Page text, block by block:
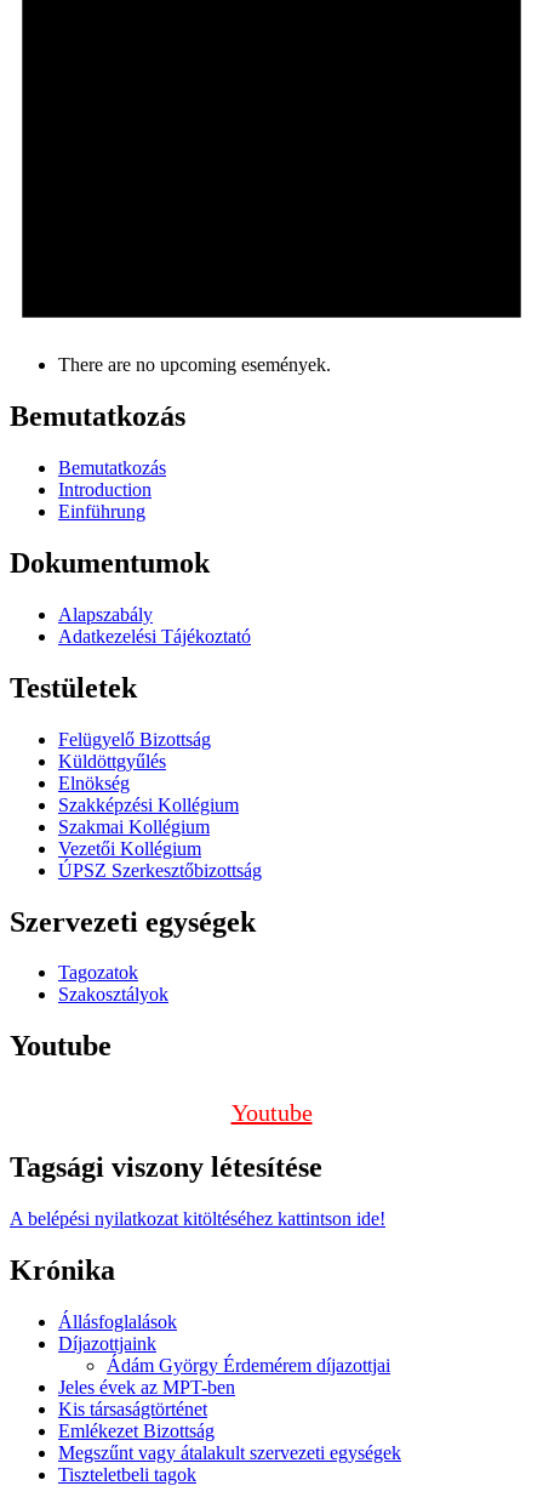
There are no upcoming események.
Bemutatkozás
Bemutatkozás
Introduction
Einführung
Dokumentumok
Alapszabály
Adatkezelési Tájékoztató
Testületek
Felügyelő Bizottság
Küldöttgyűlés
Elnökség
Szakképzési Kollégium
Szakmai Kollégium
Vezetői Kollégium
ÚPSZ Szerkesztőbizottság
Szervezeti egységek
Tagozatok
Szakosztályok
Youtube
Youtube
Tagsági viszony létesítése
A belépési nyilatkozat kitöltéséhez kattintson ide!
Krónika
Állásfoglalások
Díjazottjaink
Ádám György Érdemérem díjazottjai
Jeles évek az MPT-ben
Kis társaságtörténet
Emlékezet Bizottság
Megszűnt vagy átalakult szervezeti egységek
Tiszteletbeli tagok